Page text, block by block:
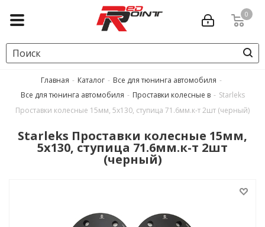
0
Главная - Каталог - Все для тюнинга автомобиля -
Все для тюнинга автомобиля - Проставки колесные в - Starleks
Проставки колесные 15мм, 5х130, ступица 71.6мм.к-т 2шт (черный)
Starleks Проставки колесные 15мм,
5х130, ступица 71.6мм.к-т 2шт
(черный)